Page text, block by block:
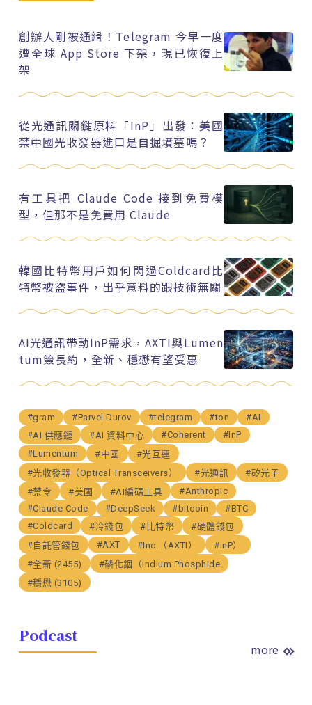
創辦人剛被通緝！Telegram 今早一度
遭全球 App Store 下架，現已恢復上
架
從光通訊關鍵原料「InP」出發：美國
禁中國光收發器進口是自掘墳墓嗎？
有工具把 Claude Code 接到免費模
型，但那不是免費用 Claude
韓國比特幣用戶如何閃過Coldcard比
特幣被盜事件，出乎意料的跟技術無關
AI光通訊帶動InP需求，AXTI與Lumen
tum簽長約，全新、穩懋有望受惠
#gram #Parvel Durov #telegram #ton
#AI
#AI 供應鏈
#AI 資料中心 #Coherent
#InP
#Lumentum
#中國
#光互連
#光收發器（Optical Transceivers）
#光通訊
#矽光子
#禁令
#美國 #AI編碼工具
#Anthropic
#Claude Code
#DeepSeek #bitcoin
#BTC
#Coldcard
#冷錢包 #比特幣
#硬體錢包
#自託管錢包
#AXT #Inc.（AXTI）
#InP）
#全新 (2455)
#磷化銦（Indium Phosphide
#穩懋 (3105)
Podcast
more